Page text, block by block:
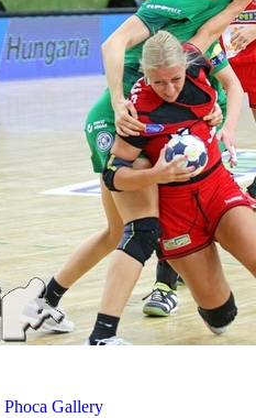
Phoca Gallery